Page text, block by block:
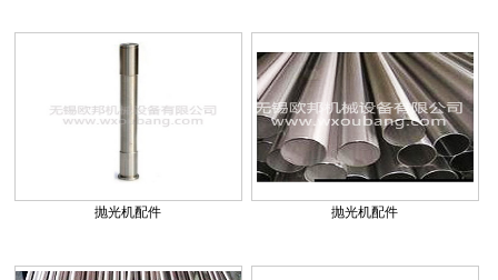
抛光机配件 抛光机配件